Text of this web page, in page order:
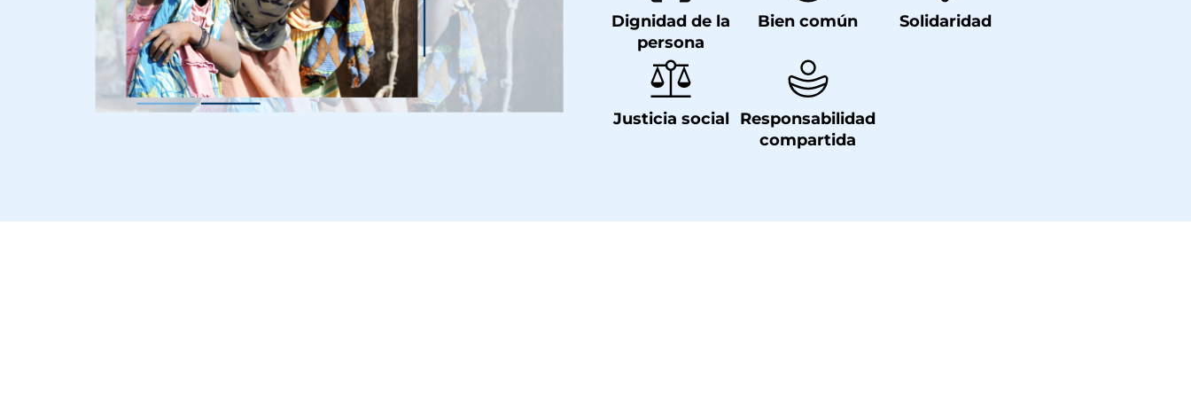
Dignidad de la
persona
Bien común Solidaridad
Justicia social
Responsabilidad
compartida